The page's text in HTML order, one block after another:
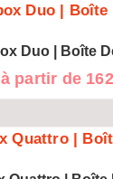
Duo | Boîte
partir de